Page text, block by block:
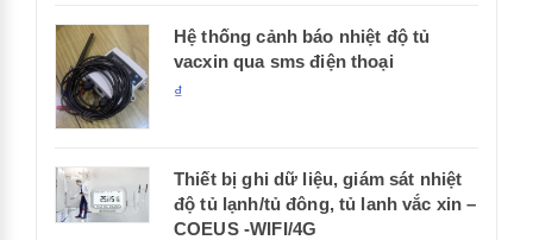
Hệ thống cảnh báo nhiệt độ tủ
vacxin qua sms điện thoại
₫
Thiết bị ghi dữ liệu, giám sát nhiệt
độ tủ lạnh/tủ đông, tủ lanh vắc xin –
COEUS -WIFI/4G